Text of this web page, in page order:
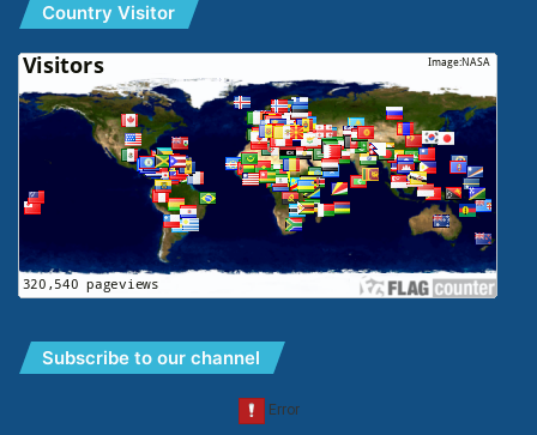
Country Visitor
Subscribe to our channel